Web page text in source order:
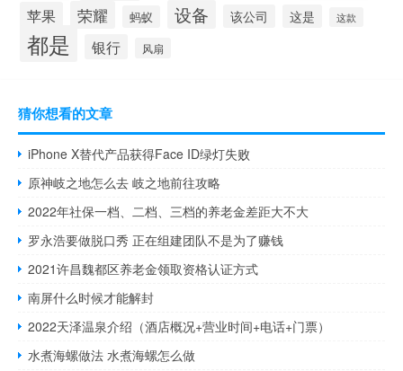
苹果 荣耀 蚂蚁 设备 该公司 这是 这款
都是 银行 风扇
猜你想看的文章
iPhone X替代产品获得Face ID绿灯失败
原神岐之地怎么去 岐之地前往攻略
2022年社保一档、二档、三档的养老金差距大不大
罗永浩要做脱口秀 正在组建团队不是为了赚钱
2021许昌魏都区养老金领取资格认证方式
南屏什么时候才能解封
2022天泽温泉介绍（酒店概况+营业时间+电话+门票）
水煮海螺做法 水煮海螺怎么做